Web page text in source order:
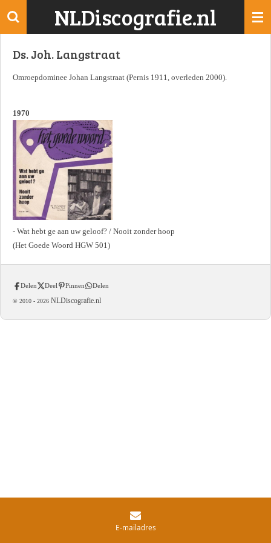
Ga
de
NLDiscografie.nl
Ds. Joh. Langstraat
Omroepdominee Johan Langstraat (Pernis 1911, overleden 2000).
1970
- Wat hebt ge aan uw geloof? / Nooit zonder hoop
(Het Goede Woord HGW 501)
Delen Deel Pinnen Delen
© 2010 - 2026 NLDiscografie.nl
E-mailadres